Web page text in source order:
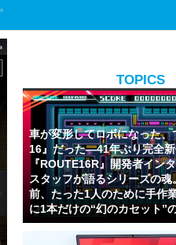
TOPICS
車が変形してロボになった、
16』だった―41年ぶり完全
『ROUTE16R』開発者イン
スタッフが語るシリーズの
前、たった1人のために手作
に1本だけの“幻のカセット”